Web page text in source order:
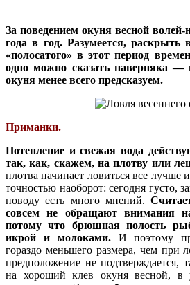
За поведением окуня весной
года в год. Разумеется, раскрыть
«полосатого» в этот период
одно можно сказать наверняка —
окуня менее всего предсказуем.
Приманки.
Потепление и свежая вода
так, как, скажем, на плотву или
плотва начинает ловиться все лучше
точностью наоборот: сегодня густо,
поводу есть много мнений.
совсем не обращают внимания
потому что брюшная полость
икрой и молоками. И поэтому
гораздо меньшего размера, чем при
предположение не подтверждается,
на хороший клев окуня весной, в